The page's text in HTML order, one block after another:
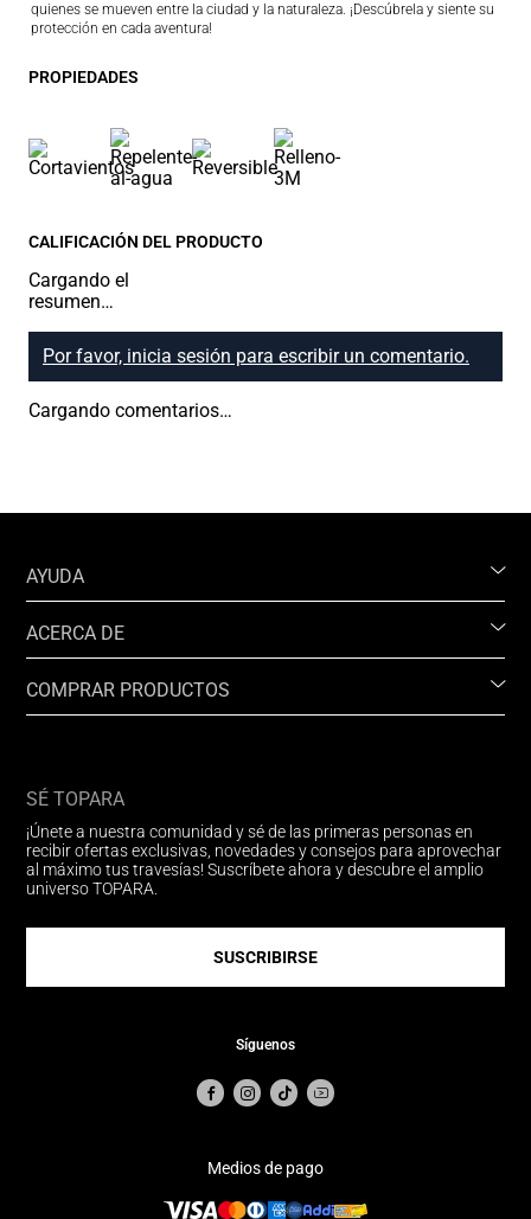
quienes se mueven entre la ciudad y la naturaleza. ¡Descúbrela y siente su
protección en cada aventura!
PROPIEDADES
CALIFICACIÓN DEL PRODUCTO
Cargando el
resumen…
Por favor, inicia sesión para escribir un comentario.
Cargando comentarios…
AYUDA
ACERCA DE
COMPRAR PRODUCTOS
SÉ TOPARA
¡Únete a nuestra comunidad y sé de las primeras personas en
recibir ofertas exclusivas, novedades y consejos para aprovechar
al máximo tus travesías! Suscríbete ahora y descubre el amplio
universo TOPARA.
SUSCRIBIRSE
Síguenos
Medios de pago